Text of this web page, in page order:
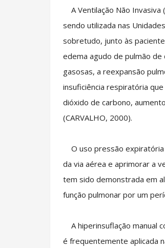
A Ventilação Não
sendo utilizada nas
sobretudo, junto às
edema agudo de pulmão
gasosas, a reexpansão
insuficiência respiratória
dióxido de carbono,
(CARVALHO, 2000).
O uso pressão expiratória
da via aérea e aprimorar a
tem sido demonstrada em
função pulmonar por um
A hiperinsuflação manual
é frequentemente aplicada